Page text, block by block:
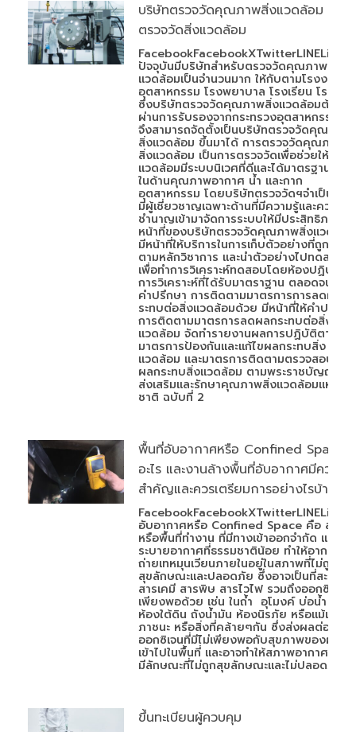
บริษัทตรวจวัดคุณภาพสิ่งแวดล้อม
ตรวจวัดสิ่งแวดล้อม
FacebookFacebookXTwitterLINELineใน
ปัจจุบันมีบริษัทสำหรับตรวจวัดคุณภาพสิ่ง
แวดล้อมเป็นจำนวนมาก ให้กับตามโรงงาน
อุตสาหกรรม โรงพยาบาล โรงเรียน โรงแรม
ซึ่งบริษัทตรวจวัดคุณภาพสิ่งแวดล้อมต้อง
ผ่านการรับรองจากกระทรวงอุตสาหกรรม
จึงสามารถจัดตั้งเป็นบริษัทตรวจวัดคุณภาพ
สิ่งแวดล้อม ขึ้นมาได้ การตรวจวัดคุณภาพ
สิ่งแวดล้อม เป็นการตรวจวัดเพื่อช่วยให้สิ่ง
แวดล้อมมีระบบนิเวศที่ดีและได้มาตรฐาน ทั้ง
ในด้านคุณภาพอากาศ น้ำ และกาก
อุตสาหกรรม โดยบริษัทตรวจวัดฯจำเป็นต้อง
มีผู้เชี่ยวชาญเฉพาะด้านที่มีความรู้และความ
ชำนาญเข้ามาจัดการระบบให้มีประสิทธิภาพ
หน้าที่ของบริษัทตรวจวัดคุณภาพสิ่งแวดล้อม
มีหน้าที่ให้บริการในการเก็บตัวอย่างที่ถูกต้อง
ตามหลักวิชาการ และนำตัวอย่างไปทดสอบ
เพื่อทำการวิเคราะห์ทดสอบโดยห้องปฏิบัติ
การวิเคราะห์ที่ได้รับมาตราฐาน ตลอดจนให้
คำปรึกษา การติดตามมาตรการการลดผลก
ระทบต่อสิ่งแวดล้อมด้วย มีหน้าที่ให้คำปรึกษา
การติดตามมาตรการลดผลกระทบต่อสิ่ง
แวดล้อม จัดทำรายงานผลการปฏิบัติตาม
มาตรการป้องกันและแก้ไขผลกระทบสิ่ง
แวดล้อม และมาตรการติดตามตรวจสอบ
ผลกระทบสิ่งแวดล้อม ตามพระราชบัญญัติ
ส่งเสริมและรักษาคุณภาพสิ่งแวดล้อมแห่ง
ชาติ ฉบับที่ 2
พื้นที่อับอากาศหรือ Confined Space
อะไร และงานล้างพื้นที่อับอากาศมีความ
สำคัญและควรเตรียมการอย่างไรบ้าง
FacebookFacebookXTwitterLINELine
อับอากาศหรือ Confined Space คือ สถาน
หรือพื้นที่ทำงาน ที่มีทางเข้าออกจำกัด และมีก
ระบายอากาศที่ธรรมชาติน้อย ทำให้อากาศ
ถ่ายเทหมุนเวียนภายในอยู่ในสภาพที่ไม่ถูก
สุขลักษณะและปลอดภัย ซึ่งอาจเป็นที่สะสมข
สารเคมี สารพิษ สารไวไฟ รวมถึงออกซิเจนที่
เพียงพอด้วย เช่น ในถ้ำ อุโมงค์ บ่อน้ำ หลุม
ห้องใต้ดิน ถังน้ำมัน ห้องนิรภัย หรือแม้แต่
ภาชนะ หรือสิ่งที่คล้ายๆกัน ซึ่งส่งผลต่อ
ออกซิเจนที่มีไม่เพียงพอกับสุขภาพของผู้ที่
เข้าไปในพื้นที่ และอาจทำให้สภาพอากาศภาย
มีลักษณะที่ไม่ถูกสุขลักษณะและไม่ปลอดภัย
ขึ้นทะเบียนผู้ควบคุม